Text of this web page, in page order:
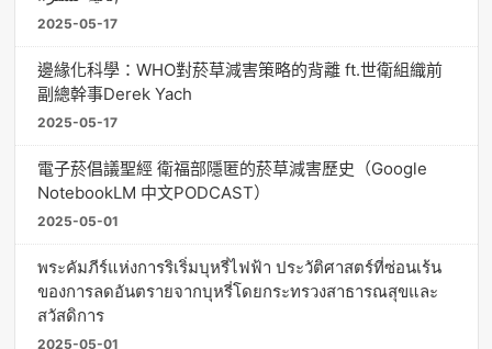
2025-05-17
邊緣化科學：WHO對菸草減害策略的背離 ft.世衛組織前
副總幹事Derek Yach
2025-05-17
電子菸倡議聖經 衛福部隱匿的菸草減害歷史（Google
NotebookLM 中文PODCAST）
2025-05-01
พระคัมภีร์แห่งการริเริ่มบุหรี่ไฟฟ้า ประวัติศาสตร์ที่ซ่อนเร้น
ของการลดอันตรายจากบุหรี่โดยกระทรวงสาธารณสุขและ
สวัสดิการ
2025-05-01